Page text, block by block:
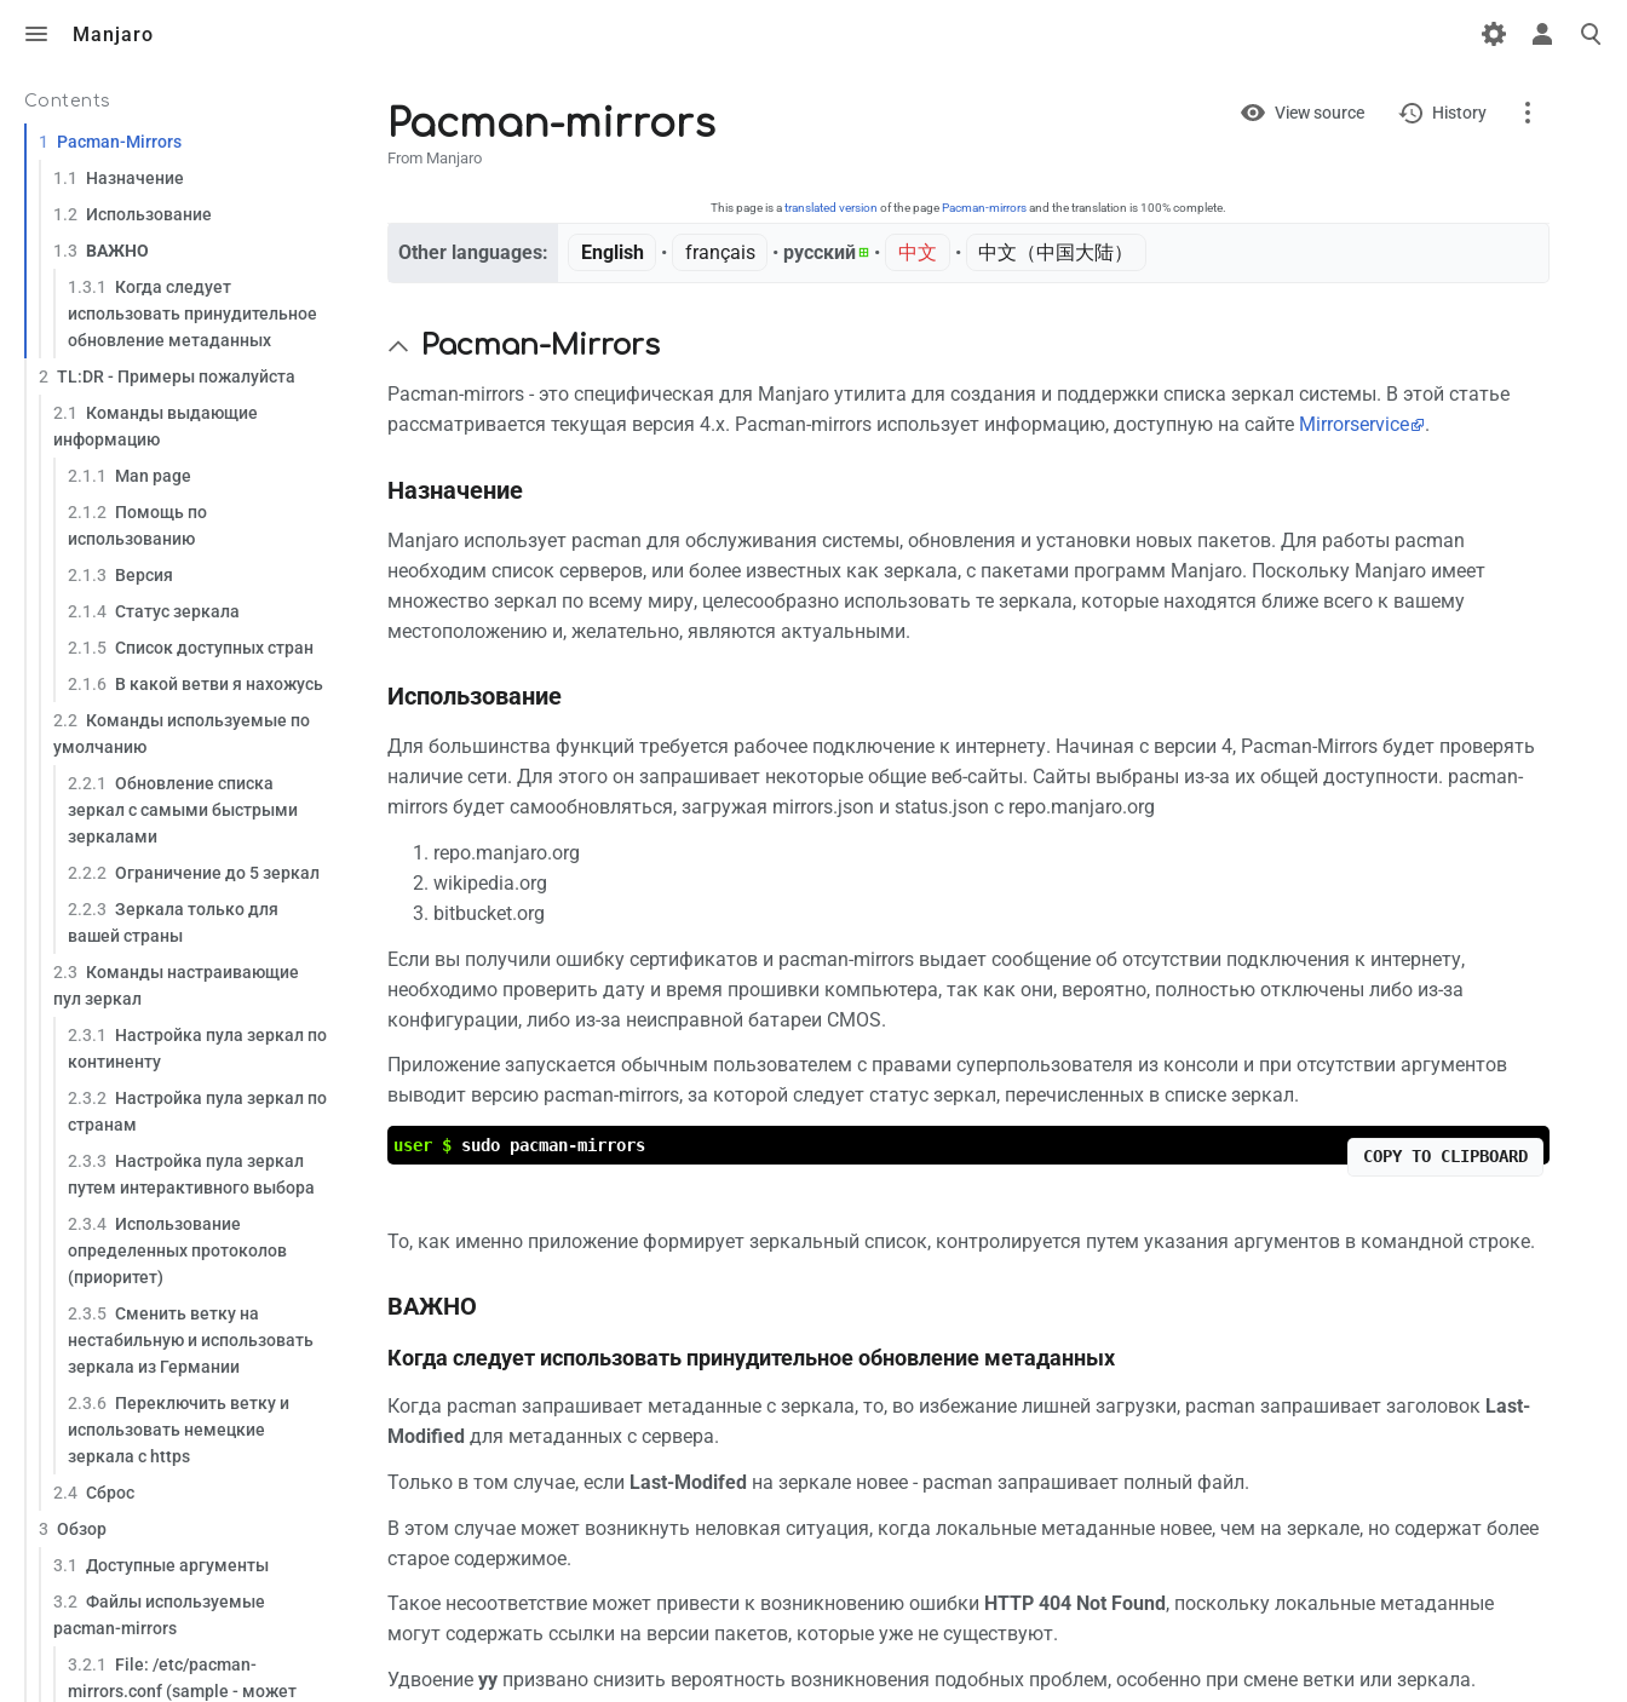
Manjaro
Pacman-mirrors
From Manjaro
ViewView source History
Printable version
Permanent link
This page is atranslated version of the pagePacman-mirrorsand the translation is 100% complete.
Other languages: English • ‎ français • ‎ русский • ‎ 中文 • ‎ 中文（中国大陆）‎
Contents
1
Pacman-Mirrors
1.1
Назначение
1.2 Использование
1.3 ВАЖНО
1.3.1
Когда следует
использовать принудительное
обновление метаданных
2 TL:DR - Примеры пожалуйста
2.1
Команды выдающие
информацию
2.1.1
Man page
2.1.2 Помощь по
использованию
2.1.3 Версия
2.1.4 Статус зеркала
2.1.5 Список доступных стран
2.1.6 В какой ветви я нахожусь
2.2 Команды используемые по
умолчанию
2.2.1
Обновление списка
зеркал с самыми быстрыми
зеркалами
2.2.2 Ограничение до 5 зеркал
2.2.3 Зеркала только для
вашей страны
2.3 Команды настраивающие
пул зеркал
2.3.1
Настройка пула зеркал по
континенту
2.3.2 Настройка пула зеркал по
странам
2.3.3 Настройка пула зеркал
путем интерактивного выбора
2.3.4 Использование
определенных протоколов
(приоритет)
2.3.5 Сменить ветку на
нестабильную и использовать
зеркала из Германии
2.3.6 Переключить ветку и
использовать немецкие
зеркала с https
2.4 Сброс
3 Обзор
3.1
Доступные аргументы
3.2 Файлы используемые
pacman-mirrors
3.2.1
File: /etc/pacman-
mirrors.conf (sample - может
Pacman-Mirrors
Pacman-mirrors - это специфическая для Manjaro утилита для создания и поддержки списка зеркал системы. В этой статье
рассматривается текущая версия 4.x. Pacman-mirrors использует информацию, доступную на сайте Mirrorservice .
Назначение
Manjaro использует pacman для обслуживания системы, обновления и установки новых пакетов. Для работы pacman
необходим список серверов, или более известных как зеркала, с пакетами программ Manjaro. Поскольку Manjaro имеет
множество зеркал по всему миру, целесообразно использовать те зеркала, которые находятся ближе всего к вашему
местоположению и, желательно, являются актуальными.
Использование
Для большинства функций требуется рабочее подключение к интернету. Начиная с версии 4, Pacman-Mirrors будет проверять
наличие сети. Для этого он запрашивает некоторые общие веб-сайты. Сайты выбраны из-за их общей доступности. pacman-
mirrors будет самообновляться, загружая mirrors.json и status.json с repo.manjaro.org
repo.manjaro.org
wikipedia.org
bitbucket.org
Если вы получили ошибку сертификатов и pacman-mirrors выдает сообщение об отсутствии подключения к интернету,
необходимо проверить дату и время прошивки компьютера, так как они, вероятно, полностью отключены либо из-за
конфигурации, либо из-за неисправной батареи CMOS.
Приложение запускается обычным пользователем с правами суперпользователя из консоли и при отсутствии аргументов
выводит версию pacman-mirrors, за которой следует статус зеркал, перечисленных в списке зеркал.
user $ sudo pacman-mirrors
COPY TO CLIPBOARD
То, как именно приложение формирует зеркальный список, контролируется путем указания аргументов в командной строке.
ВАЖНО
Когда следует использовать принудительное обновление метаданных
Когда pacman запрашивает метаданные с зеркала, то, во избежание лишней загрузки, pacman запрашивает заголовок Last-
Modified для метаданных с сервера.
Только в том случае, если Last-Modifed на зеркале новее - pacman запрашивает полный файл.
В этом случае может возникнуть неловкая ситуация, когда локальные метаданные новее, чем на зеркале, но содержат более
старое содержимое.
Такое несоответствие может привести к возникновению ошибки HTTP 404 Not Found , поскольку локальные метаданные
могут содержать ссылки на версии пакетов, которые уже не существуют.
Удвоение yy призвано снизить вероятность возникновения подобных проблем, особенно при смене ветки или зеркала.